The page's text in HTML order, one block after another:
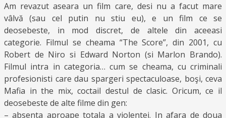
Am revazut aseara un film care, desi nu a facut mare
vâlvă (sau cel putin nu stiu eu), e un film ce se
deosebeste, in mod discret, de altele din aceeasi
categorie. Filmul se cheama “The Score”, din 2001, cu
Robert de Niro si Edward Norton (si Marlon Brando).
Filmul intra in categoria… cum se cheama, cu criminali
profesionisti care dau spargeri spectaculoase, boşi, ceva
Mafia in the mix, coctail destul de clasic. Oricum, ce il
deosebeste de alte filme din gen:
– absenta aproape totala a violentei. In afara de doua